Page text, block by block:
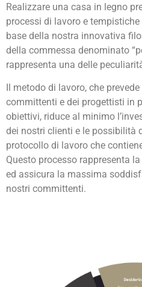
Realizzare una casa in legno
processi di lavoro e
base della nostra innovativa
della commessa denominato
rappresenta una delle
Il metodo di lavoro, che
committenti e dei progettisti in
obiettivi, riduce al minimo
dei nostri clienti e le possibilità
protocollo di lavoro che
Questo processo rappresenta
ed assicura la massima
nostri committenti.